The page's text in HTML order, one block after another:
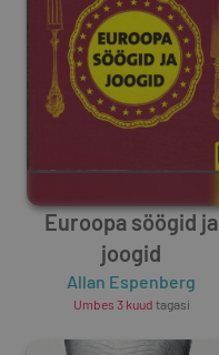
Euroopa söögid ja
joogid
Allan Espenberg
Umbes 3 kuud tagasi